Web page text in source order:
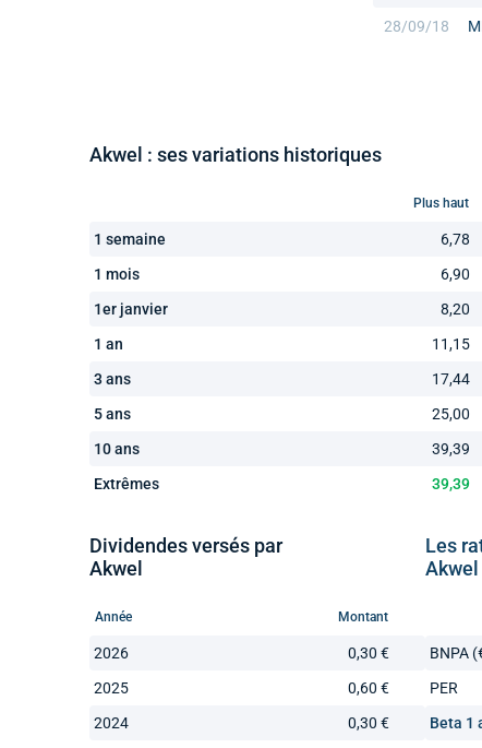
28/09/18
Akwel : ses variations historiques
Plus haut
1 semaine 6,78
1 mois
6,90
1er janvier
8,20
1 an
11,15
3 ans
17,44
5 ans
25,00
10 ans
39,39
Extrêmes
39,39
Dividendes versés par
Akwel
Année Montant
2026
0,30 €
2025
0,60 €
2024
0,30 €
Les
Akwel
BNPA
PER
Beta 1